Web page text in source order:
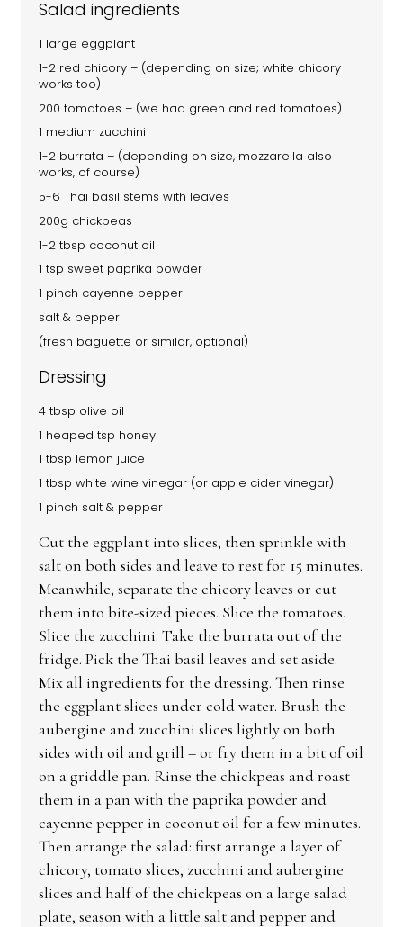
Salad ingredients
1 large eggplant
1-2 red chicory – (depending on size; white chicory
works too)
200 tomatoes – (we had green and red tomatoes)
1 medium zucchini
1-2 burrata – (depending on size, mozzarella also
works, of course)
5-6 Thai basil stems with leaves
200g chickpeas
1-2 tbsp coconut oil
1 tsp sweet paprika powder
1 pinch cayenne pepper
salt & pepper
(fresh baguette or similar, optional)
Dressing
4 tbsp olive oil
1 heaped tsp honey
1 tbsp lemon juice
1 tbsp white wine vinegar (or apple cider vinegar)
1 pinch salt & pepper
Cut the eggplant into slices, then sprinkle with
salt on both sides and leave to rest for 15 minutes.
Meanwhile, separate the chicory leaves or cut
them into bite-sized pieces. Slice the tomatoes.
Slice the zucchini. Take the burrata out of the
fridge. Pick the Thai basil leaves and set aside.
Mix all ingredients for the dressing. Then rinse
the eggplant slices under cold water. Brush the
aubergine and zucchini slices lightly on both
sides with oil and grill – or fry them in a bit of oil
on a griddle pan. Rinse the chickpeas and roast
them in a pan with the paprika powder and
cayenne pepper in coconut oil for a few minutes.
Then arrange the salad: first arrange a layer of
chicory, tomato slices, zucchini and aubergine
slices and half of the chickpeas on a large salad
plate, season with a little salt and pepper and